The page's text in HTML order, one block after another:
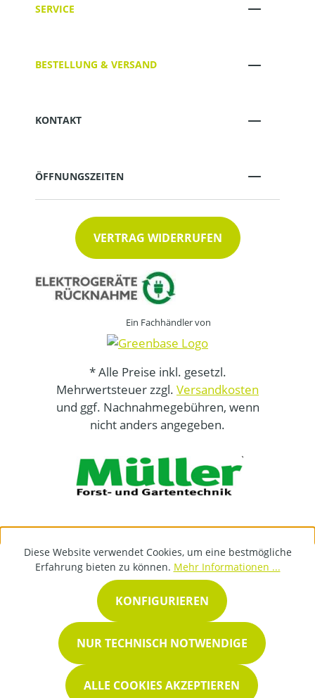
SERVICE
BESTELLUNG & VERSAND
KONTAKT
ÖFFNUNGSZEITEN
VERTRAG WIDERRUFEN
Ein Fachhändler von
* Alle Preise inkl. gesetzl.
Mehrwertsteuer zzgl. Versandkosten
und ggf. Nachnahmegebühren, wenn
nicht anders angegeben.
Diese Website verwendet Cookies, um eine bestmögliche
Erfahrung bieten zu können. Mehr Informationen ...
NUR TECHNISCH NOTWENDIGE
KONFIGURIEREN
ALLE COOKIES AKZEPTIEREN